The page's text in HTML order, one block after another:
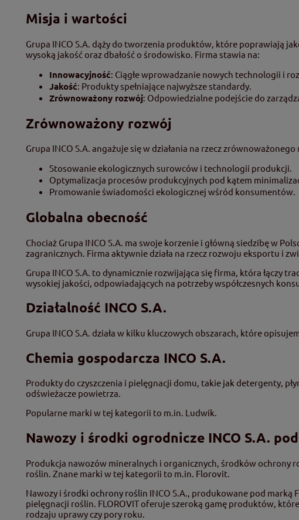
Misja i wartości
Grupa INCO S.A. dąży do tworzenia produktów, które poprawiają
wysoką jakość oraz dbałość o środowisko. Firma stawia na:
Innowacyjność: Ciągłe wprowadzanie nowych technologii i
Jakość: Produkty spełniające najwyższe standardy.
Zrównoważony rozwój: Odpowiedzialne podejście do
Zrównoważony rozwój
Grupa INCO S.A. angażuje się w działania na rzecz
Stosowanie ekologicznych surowców i technologii produkcji.
Optymalizacja procesów produkcyjnych pod kątem
Promowanie świadomości ekologicznej wśród konsumentów.
Globalna obecność
Chociaż Grupa INCO S.A. ma swoje korzenie i główną siedzibę w
zagranicznych. Firma aktywnie działa na rzecz rozwoju eksportu i
Grupa INCO S.A. to dynamicznie rozwijająca się firma, która łączy
wysokiej jakości, odpowiadających na potrzeby współczesnych
Działalność INCO S.A.
Grupa INCO S.A. działa w kilku kluczowych obszarach, które
Chemia gospodarcza INCO S.A.
Produkty do czyszczenia i pielęgnacji domu, takie jak detergenty,
odświeżacze powietrza.
Popularne marki w tej kategorii to m.in. Ludwik.
Nawozy i środki ogrodnicze INCO S.A.
Produkcja nawozów mineralnych i organicznych, środków ochrony
roślin. Znane marki w tej kategorii to m.in. Florovit.
Nawozy i środki ochrony roślin INCO S.A., produkowane pod marką
pielęgnacji roślin. FLOROVIT oferuje szeroką gamę produktów,
rodzaju uprawy czy pory roku.